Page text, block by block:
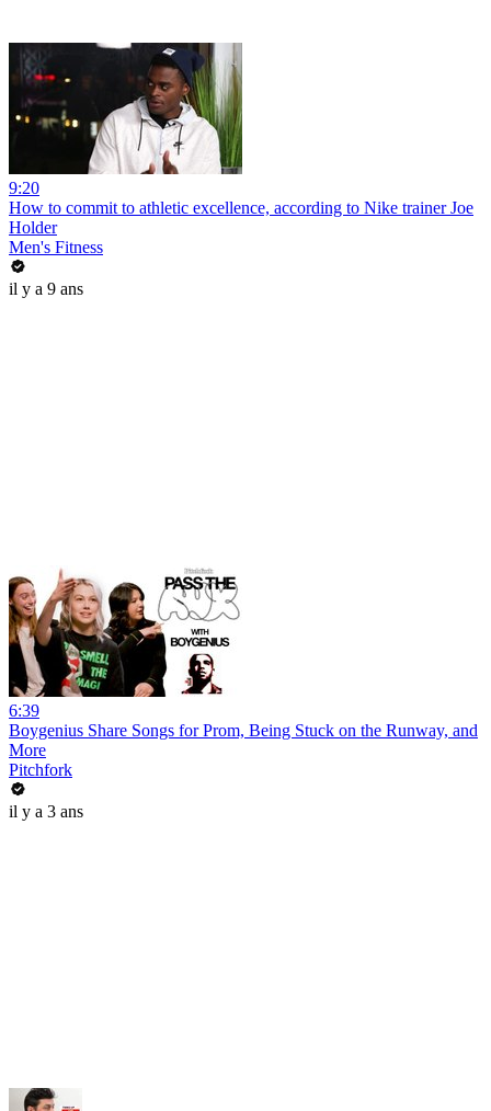
9:20
How to commit to athletic excellence, according to Nike trainer Joe
Holder
Men's Fitness
il y a 9 ans
6:39
Boygenius Share Songs for Prom, Being Stuck on the Runway, and
More
Pitchfork
il y a 3 ans